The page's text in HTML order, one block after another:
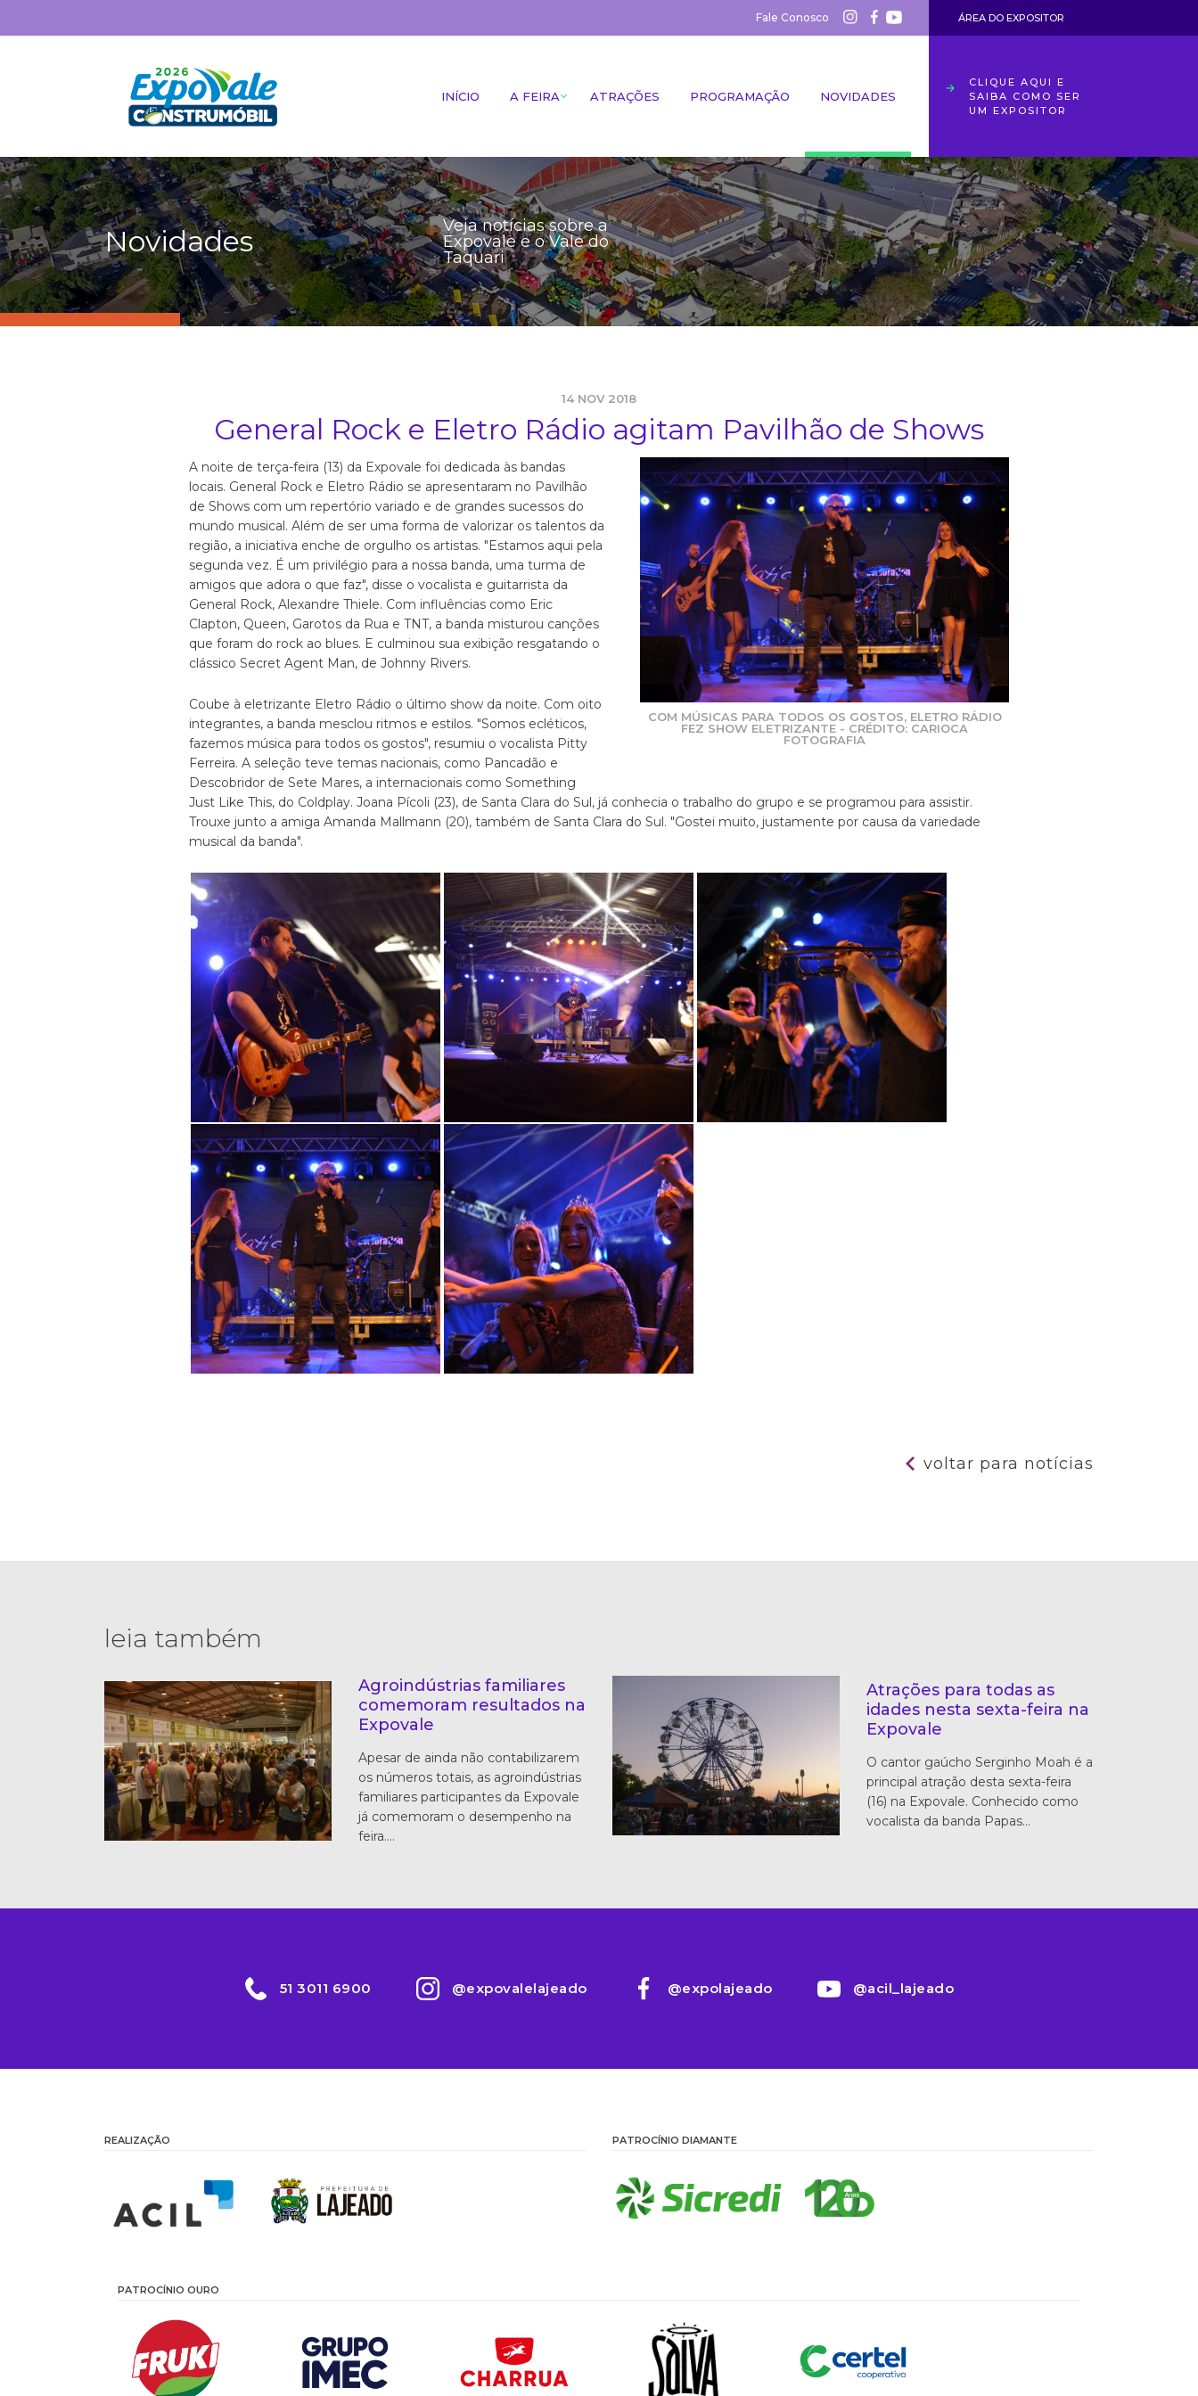
Fale Conosco ÁREA DO EXPOSITOR
INÍCIO A FEIRA ATRAÇÕES PROGRAMAÇÃO NOVIDADES
CLIQUE AQUI E
SAIBA COMO SER
UM EXPOSITOR
Novidades
Veja notícias sobre a
Expovale e o Vale do
Taquari
14 NOV 2018
General Rock e Eletro Rádio agitam Pavilhão de Shows
COM MÚSICAS PARA TODOS OS GOSTOS, ELETRO RÁDIO
FEZ SHOW ELETRIZANTE - CRÉDITO: CARIOCA
FOTOGRAFIA
A noite de terça-feira (13) da Expovale foi dedicada às bandas
locais. General Rock e Eletro Rádio se apresentaram no Pavilhão
de Shows com um repertório variado e de grandes sucessos do
mundo musical. Além de ser uma forma de valorizar os talentos da
região, a iniciativa enche de orgulho os artistas. "Estamos aqui pela
segunda vez. É um privilégio para a nossa banda, uma turma de
amigos que adora o que faz", disse o vocalista e guitarrista da
General Rock, Alexandre Thiele. Com influências como Eric
Clapton, Queen, Garotos da Rua e TNT, a banda misturou canções
que foram do rock ao blues. E culminou sua exibição resgatando o
clássico Secret Agent Man, de Johnny Rivers.
Coube à eletrizante Eletro Rádio o último show da noite. Com oito
integrantes, a banda mesclou ritmos e estilos. "Somos ecléticos,
fazemos música para todos os gostos", resumiu o vocalista Pitty
Ferreira. A seleção teve temas nacionais, como Pancadão e
Descobridor de Sete Mares, a internacionais como Something
Just Like This, do Coldplay. Joana Pícoli (23), de Santa Clara do Sul, já conhecia o trabalho do grupo e se programou para assistir.
Trouxe junto a amiga Amanda Mallmann (20), também de Santa Clara do Sul. "Gostei muito, justamente por causa da variedade
musical da banda".
voltar para notícias
leia também
Agroindústrias familiares
comemoram resultados na
Expovale
Apesar de ainda não contabilizarem
os números totais, as agroindústrias
familiares participantes da Expovale
já comemoram o desempenho na
feira.…
Atrações para todas as
idades nesta sexta-feira na
Expovale
O cantor gaúcho Serginho Moah é a
principal atração desta sexta-feira
(16) na Expovale. Conhecido como
vocalista da banda Papas…
51 3011 6900 @expovalelajeado @expolajeado @acil_lajeado
REALIZAÇÃO PATROCÍNIO DIAMANTE
PATROCÍNIO OURO